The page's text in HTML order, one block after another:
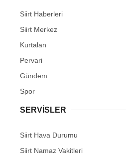
Siirt Haberleri
Siirt Merkez
Kurtalan
Pervari
Gündem
Spor
SERVİSLER
Siirt Hava Durumu
Siirt Namaz Vakitleri